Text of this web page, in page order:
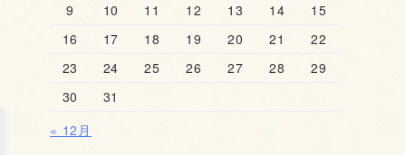
9
10 11 12 13 14
15
16
17 18 19 20 21
22
23
24 25 26 27 28
29
30
31
« 12月